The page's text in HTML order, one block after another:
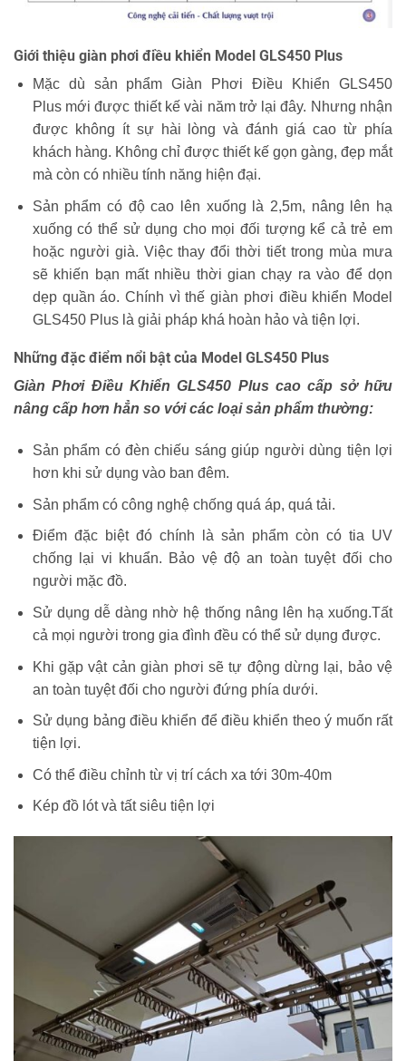
Giới thiệu giàn phơi điều khiển Model GLS450 Plus
Mặc dù sản phẩm Giàn Phơi Điều Khiển GLS450
Plus mới được thiết kế vài năm trở lại đây. Nhưng nhận
được không ít sự hài lòng và đánh giá cao từ phía
khách hàng. Không chỉ được thiết kế gọn gàng, đẹp mắt
mà còn có nhiều tính năng hiện đại.
Sản phẩm có độ cao lên xuống là 2,5m, nâng lên hạ
xuống có thể sử dụng cho mọi đối tượng kể cả trẻ em
hoặc người già. Việc thay đổi thời tiết trong mùa mưa
sẽ khiến bạn mất nhiều thời gian chạy ra vào để dọn
dẹp quần áo. Chính vì thế giàn phơi điều khiển Model
GLS450 Plus là giải pháp khá hoàn hảo và tiện lợi.
Những đặc điểm nổi bật của Model GLS450 Plus
Giàn Phơi Điều Khiển GLS450 Plus cao cấp sở hữu
nâng cấp hơn hẳn so với các loại sản phẩm thường:
Sản phẩm có đèn chiếu sáng giúp người dùng tiện lợi
hơn khi sử dụng vào ban đêm.
Sản phẩm có công nghệ chống quá áp, quá tải.
Điểm đặc biệt đó chính là sản phẩm còn có tia UV
chống lại vi khuẩn. Bảo vệ độ an toàn tuyệt đối cho
người mặc đồ.
Sử dụng dễ dàng nhờ hệ thống nâng lên hạ xuống.Tất
cả mọi người trong gia đình đều có thể sử dụng được.
Khi gặp vật cản giàn phơi sẽ tự động dừng lại, bảo vệ
an toàn tuyệt đối cho người đứng phía dưới.
Sử dụng bảng điều khiển để điều khiển theo ý muốn rất
tiện lợi.
Có thể điều chỉnh từ vị trí cách xa tới 30m-40m
Kép đồ lót và tất siêu tiện lợi